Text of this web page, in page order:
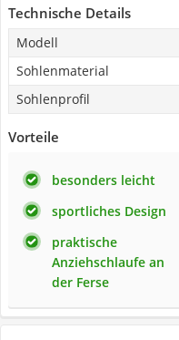
Technische Details
Modell
Sohlenmaterial
Sohlenprofil
Vorteile
besonders leicht
sportliches Design
praktische
Anziehschlaufe an
der Ferse